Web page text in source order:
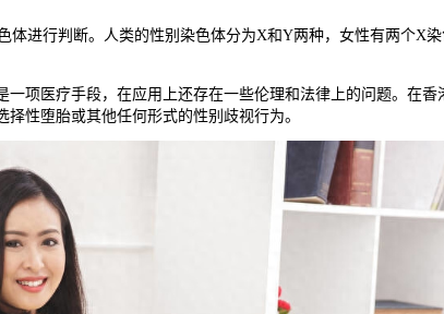
进行判断。人类的性别染色体分为X和Y两种，女性有两个X
医疗手段，在应用上还存在一些伦理和法律上的问题。在香
性堕胎或其他任何形式的性别歧视行为。